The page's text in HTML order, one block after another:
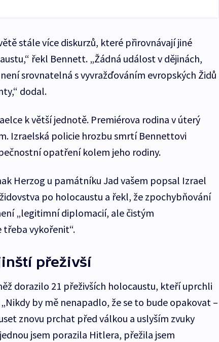
stále více diskurzů, které přirovnávají jiné
řekl Bennett. „Žádná událost v dějinách,
srovnatelná s vyvražďováním evropských Židů
dodal.
k větší jednotě. Premiérova rodina v úterý
Izraelská policie hrozbu smrtí Bennettovi
opatření kolem jeho rodiny.
Herzog u památníku Jad vašem popsal Izrael
po holocaustu a řekl, že zpochybňování
„legitimní diplomacií, ale čistým
vykořenit“.
přeživší
dorazilo 21 přeživších holocaustu, kteří uprchli
by mě nenapadlo, že se to bude opakovat –
znovu prchat před válkou a uslyším zvuky
jsem porazila Hitlera, přežila jsem